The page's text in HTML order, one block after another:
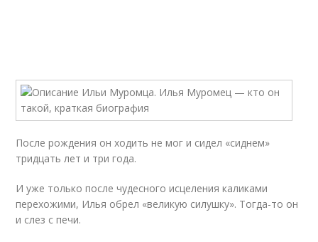
После рождения он ходить не мог и сидел «сиднем»
тридцать лет и три года.
И уже только после чудесного исцеления каликами
перехожими, Илья обрел «великую силушку». Тогда-то он
и слез с печи.